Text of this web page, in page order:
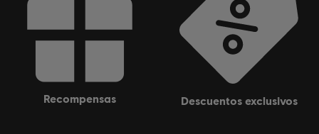
recompensas descuentos exclusivos